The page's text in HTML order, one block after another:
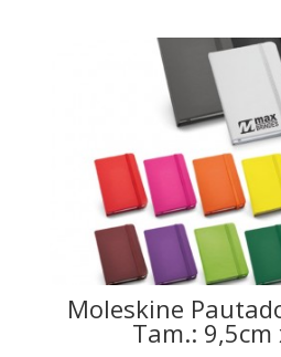
Moleskine
Tam.: 9,5cm